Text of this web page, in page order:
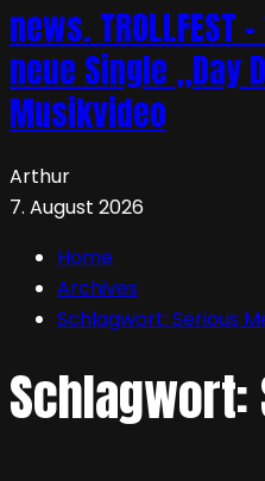
news.
neue Single „Day
Musikvideo
Arthur
7. August 2026
Home
Archives
Schlagwort: Serious
Schlagwort: